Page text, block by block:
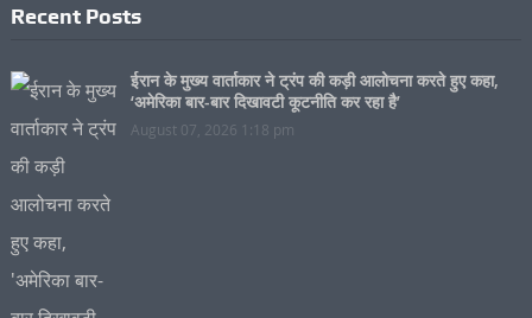
Recent Posts
ईरान के मुख्य वार्ताकार ने ट्रंप की कड़ी आलोचना करते हुए कहा,
‘अमेरिका बार-बार दिखावटी कूटनीति कर रहा है’
August 07, 2026 1:18 pm